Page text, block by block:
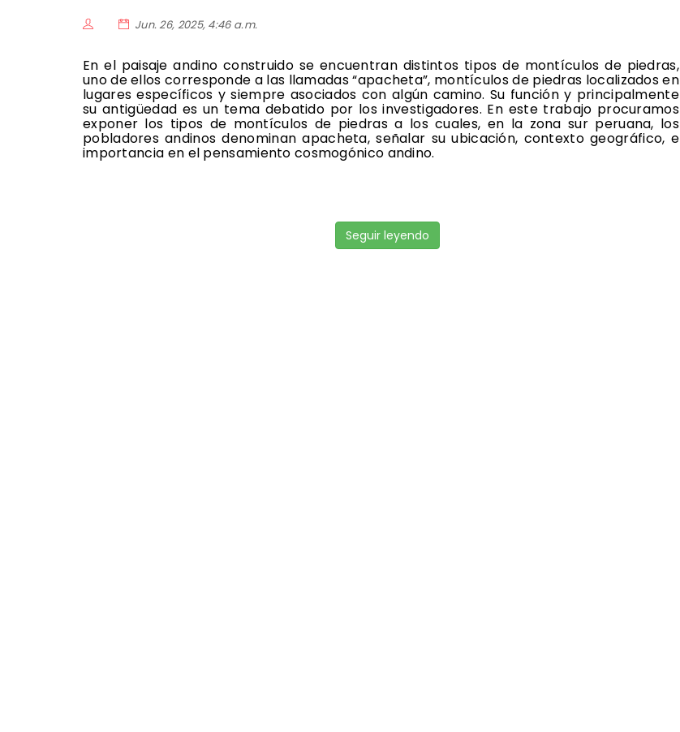
Jun. 26, 2025, 4:46 a.m.
En el paisaje andino construido se encuentran distintos tipos de montículos de piedras,
uno de ellos corresponde a las llamadas “apacheta”, montículos de piedras localizados en
lugares específicos y siempre asociados con algún camino. Su función y principalmente
su antigüedad es un tema debatido por los investigadores. En este trabajo procuramos
exponer los tipos de montículos de piedras a los cuales, en la zona sur peruana, los
pobladores andinos denominan apacheta, señalar su ubicación, contexto geográfico, e
importancia en el pensamiento cosmogónico andino.
Seguir leyendo